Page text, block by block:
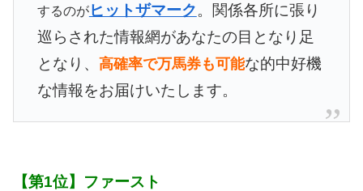
するのがヒットザマーク。関係各所に張り
巡らされた情報網があなたの目となり足
となり、 高確率で万馬券も可能な的中好機
な情報をお届けいたします。
【第1位】ファースト